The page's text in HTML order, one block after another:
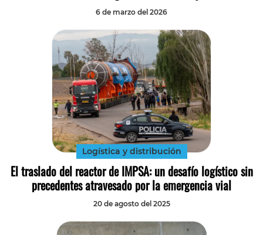
6 de marzo del 2026
Logística y distribución
El traslado del reactor de IMPSA: un desafío logístico sin
precedentes atravesado por la emergencia vial
20 de agosto del 2025